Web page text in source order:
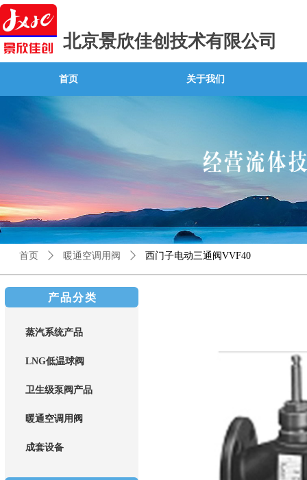
北京景欣佳创技术有限公司
首页 关于我们
首页 ꄲ 暖通空调用阀 ꄲ 西门子电动三通阀VVF40
产品分类
蒸汽系统产品
LNG低温球阀
卫生级泵阀产品
暖通空调用阀
成套设备